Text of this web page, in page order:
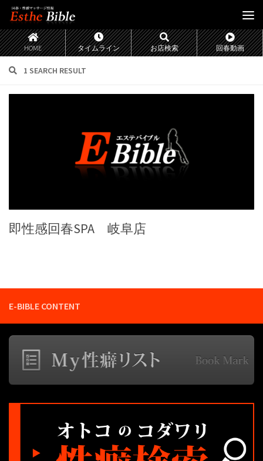
HOME タイムライン お店検索 回春動画
1 SEARCH RESULT
即性感回春SPA 岐阜店
E-BIBLE CONTENT